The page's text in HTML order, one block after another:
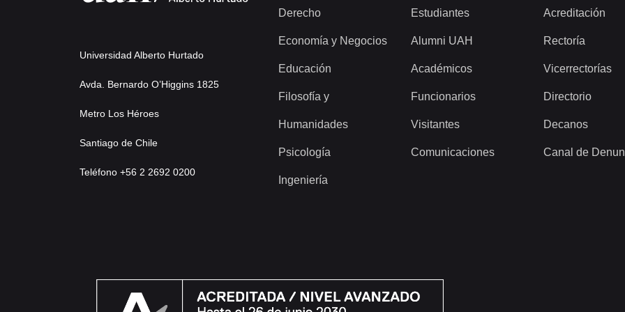
Universidad Alberto Hurtado
Avda. Bernardo O’Higgins 1825
Metro Los Héroes
Santiago de Chile
Teléfono +56 2 2692 0200
Derecho
Economía y Negocios
Educación
Filosofía y
Humanidades
Psicología
Ingeniería
Estudiantes
Alumni UAH
Académicos
Funcionarios
Visitantes
Comunicaciones
Acreditación
Rectoría
Vicerrectorías
Directorio
Decanos
Canal de